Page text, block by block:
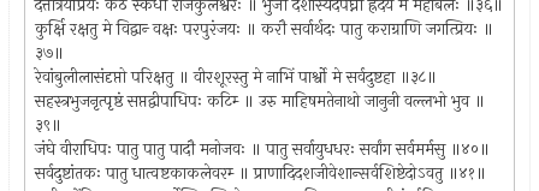
कुर्क्षि रक्षतु मे विद्वान्‍ वक्षः परपुरंजयः ॥ करौ सर्वार्थदः पातु कराग्राणि जगत्प्रियः ॥
३७॥
रेवांबुलीलासंदृप्तो परिक्षतु ॥ वीरशूरस्तु मे नाभिं पार्श्वो मे सर्वदुष्टहा ॥३८॥
सहस्त्रभुजनृत्पृष्ठं सप्तद्वीपाधिपः कटिम्‍ ॥ उरु माहिषमतेनाथो जानुनी वल्लभो भुव ॥
३९॥
जंघे वीराधिपः पातु पातु पादौ मनोजवः ॥ पातु सर्वायुधधरः सर्वांग सर्वमर्मसु ॥४०॥
सर्वदुष्टांतकः पातु धात्वष्टकाकलेवरम्‍ ॥ प्राणादिदशजीवेशान्सर्वशिष्टेदोऽवतु ॥४१॥